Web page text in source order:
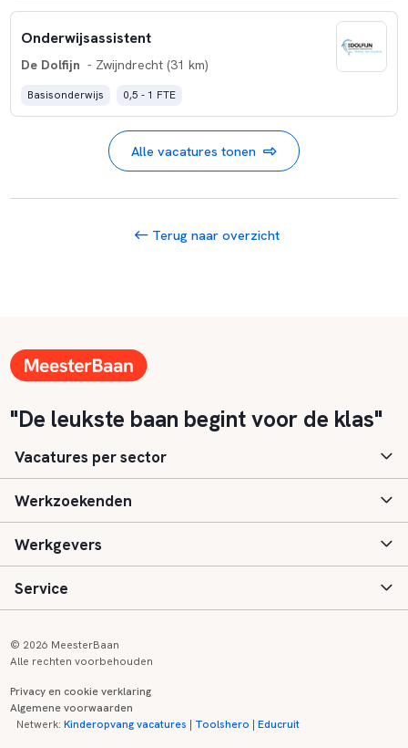
Onderwijsassistent
De Dolfijn - Zwijndrecht (31 km)
Basisonderwijs 0,5 - 1 FTE
Alle vacatures tonen
Terug naar overzicht
"De leukste baan begint voor de klas"
Vacatures per sector
Basisonderwijs
Speciaal (basis) onderwijs
Voortgezet onderwijs
Kinderopvang
Werkzoekenden
Aanmelden
Vacatures
Zij-instroom informatie
Werkgevers
Inloggen
Registreren
Service
Onderwijs links
© 2026 MeesterBaan
Alle rechten voorbehouden
Privacy en cookie verklaring
Algemene voorwaarden
Netwerk:Kinderopvang vacatures | Toolshero |Educruit